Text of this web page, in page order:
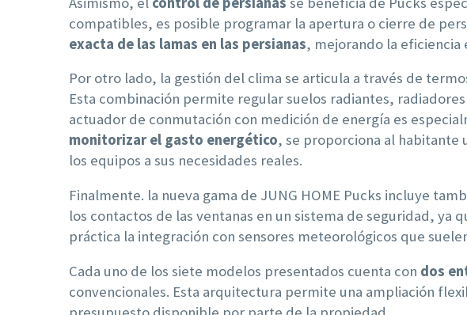
compatibles, es posible programar la apertura o cierre de
exacta de las lamas en las persianas, mejorando la eficiencia
Por otro lado, la gestión del clima se articula a través de
Esta combinación permite regular suelos radiantes,
actuador de conmutación con medición de energía es
monitorizar el gasto energético, se proporciona al habitante
los equipos a sus necesidades reales.
Finalmente. la nueva gama de JUNG HOME Pucks incluye
los contactos de las ventanas en un sistema de seguridad,
práctica la integración con sensores meteorológicos que
Cada uno de los siete modelos presentados cuenta con dos
convencionales. Esta arquitectura permite una ampliación